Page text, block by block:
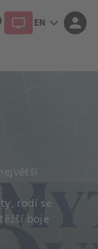
EN expand_more person
rodí se
boje